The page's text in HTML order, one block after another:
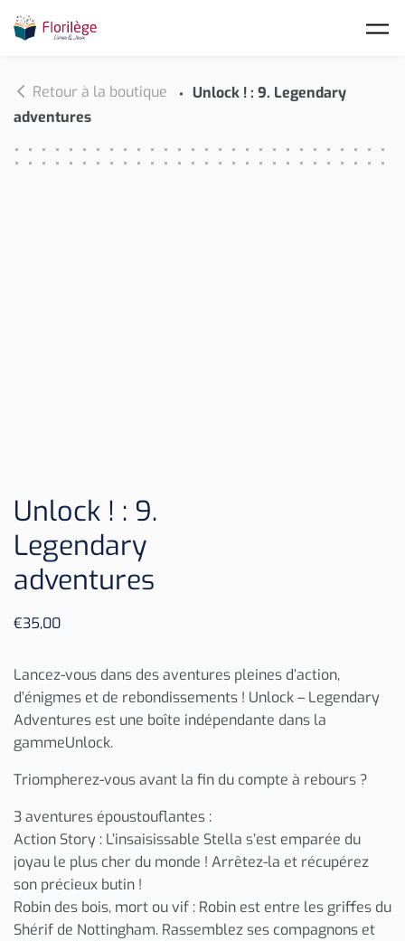
Retour à la boutique
Unlock ! : 9. Legendary
adventures
Unlock ! : 9.
Legendary
adventures
€35,00
Lancez-vous dans des aventures pleines d’action,
d’énigmes et de rebondissements ! Unlock – Legendary
Adventures est une boîte indépendante dans la
gammeUnlock.
Triompherez-vous avant la fin du compte à rebours ?
3 aventures époustouflantes :
Action Story : L’insaisissable Stella s’est emparée du
joyau le plus cher du monde ! Arrêtez-la et récupérez
son précieux butin !
Robin des bois, mort ou vif : Robin est entre les griffes du
Shérif de Nottingham. Rassemblez ses compagnons et